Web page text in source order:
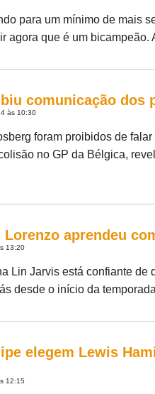
para um mínimo de mais
agora que é um bicampeão.
comunicação dos
às 10:30
foram proibidos de
no GP da Bélgica,
Lorenzo aprendeu
13:20
Lin Jarvis está confiante de
desde o início da
elegem Lewis
12:15